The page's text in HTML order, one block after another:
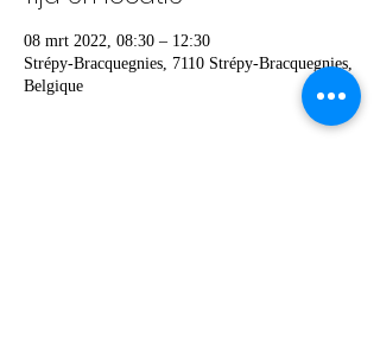
08 mrt 2022, 08:30 – 12:30
Strépy-Bracquegnies, 7110 Strépy-Bracquegnies,
Belgique